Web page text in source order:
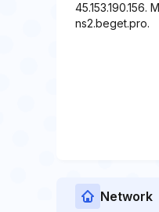
ns2.beget.pro.
Network